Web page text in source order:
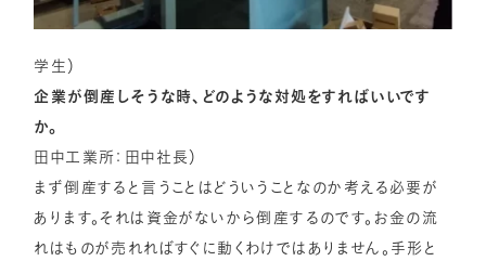
学生）
企業が倒産しそうな時、どのような対処をすればいいです
か。
田中工業所：田中社長）
まず倒産すると言うことはどういうことなのか考える必要が
あります。それは資金がないから倒産するのです。お金の流
れはものが売れればすぐに動くわけではありません。手形と